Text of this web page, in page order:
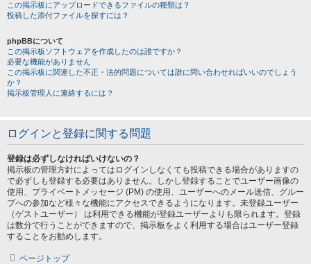
この掲示板にアップロードできるファイルの種類は？
投稿した添付ファイルを探すには？
phpBBについて
この掲示板ソフトウェアを作成したのは誰ですか？
必要な機能がありません
この掲示板に関連した不正・法的問題については誰に問い合わせればいいのでしょう
か？
掲示板管理人に連絡するには？
ログインと登録に関する問題
登録は必ずしなければいけないの？
掲示板の管理方針によってはログインしなくても投稿できる場合がありますの
で必ずしも登録する必要はありません。しかし登録することでユーザー画像の
使用、プライベートメッセージ (PM) の使用、ユーザーへのメール送信、グルー
プへの参加など様々な機能にアクセスできるようになります。未登録ユーザー
（ゲストユーザー） は利用できる機能が登録ユーザーよりも限られます。登録
は数分で行うことができますので、掲示板をよく利用する場合はユーザー登録
することをお勧めします。
ページトップ